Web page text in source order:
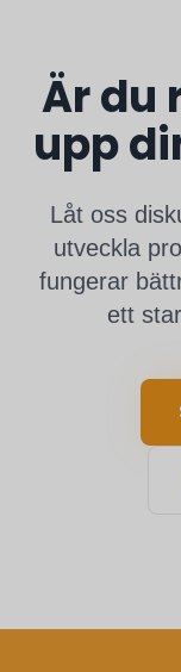
Är du
upp
Låt oss
utveckla
fungerar
ett